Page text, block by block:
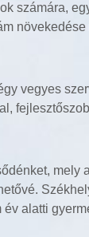
számára,
vegyes
mely
alatti